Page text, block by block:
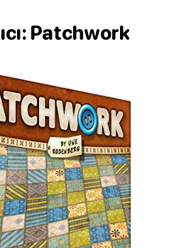
Patchwork